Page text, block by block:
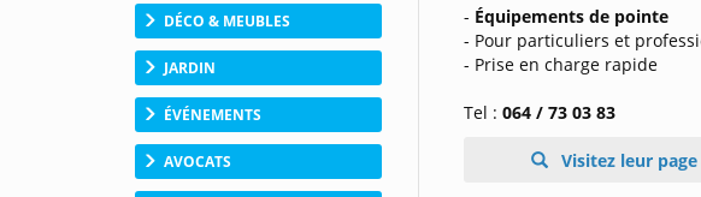
DÉCO & MEUBLES
JARDIN
ÉVÉNEMENTS
AVOCATS
- Équipements de pointe
- Pour particuliers et
- Prise en charge rapide
Tel :064 / 73 03 83
Visitez leur